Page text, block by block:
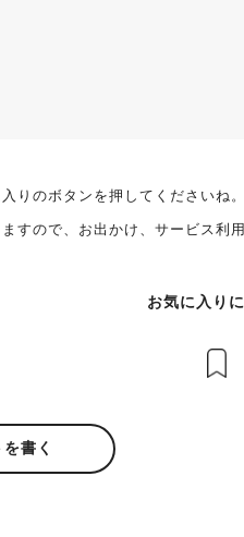
りのボタンを押してくださいね。
すので、お出かけ、サービス利
お気に入り
書く